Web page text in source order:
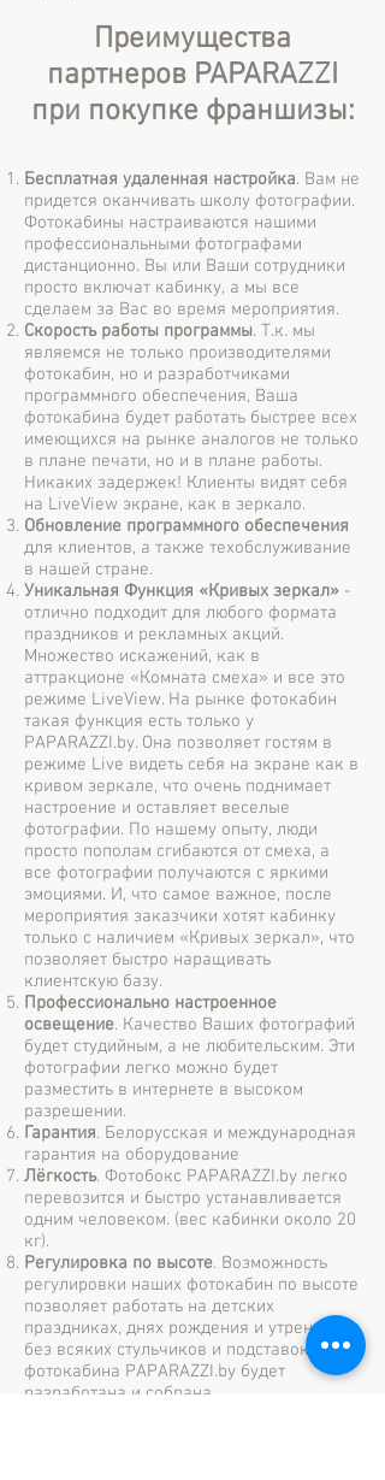
Преимущества
партнеров PAPARAZZI
при покупке франшизы:
Бесплатная удаленная настройка. Вам не
придется оканчивать школу фотографии.
Фотокабины настраиваются нашими
профессиональными фотографами
дистанционно. Вы или Ваши сотрудники
просто включат кабинку, а мы все
сделаем за Вас во время мероприятия.
Скорость работы программы. Т.к. мы
являемся не только производителями
фотокабин, но и разработчиками
программного обеспечения, Ваша
фотокабина будет работать быстрее всех
имеющихся на рынке аналогов не только
в плане печати, но и в плане работы.
Никаких задержек! Клиенты видят себя
на LiveView экране, как в зеркало.
Обновление программного обеспечения
для клиентов, а также техобслуживание
в нашей стране.
Уникальная Функция «Кривых зеркал» -
отлично подходит для любого формата
праздников и рекламных акций.
Множество искажений, как в
аттракционе «Комната смеха» и все это
режиме LiveView. На рынке фотокабин
такая функция есть только у
PAPARAZZI.by. Она позволяет гостям в
режиме Live видеть себя на экране как в
кривом зеркале, что очень поднимает
настроение и оставляет веселые
фотографии. По нашему опыту, люди
просто пополам сгибаются от смеха, а
все фотографии получаются с яркими
эмоциями. И, что самое важное, после
мероприятия заказчики хотят кабинку
только с наличием «Кривых зеркал», что
позволяет быстро наращивать
клиентскую базу.
Профессионально настроенное
освещение. Качество Ваших фотографий
будет студийным, а не любительским. Эти
фотографии легко можно будет
разместить в интернете в высоком
разрешении.
Гарантия. Белорусская и международная
гарантия на оборудование
Лёгкость. Фотобокс PAPARAZZI.by легко
перевозится и быстро устанавливается
одним человеком. (вес кабинки около 20
кг).
Регулировка по высоте. Возможность
регулировки наших фотокабин по высоте
позволяет работать на детских
праздниках, днях рождения и утренниках
без всяких стульчиков и подставок. Ваша
фотокабина PAPARAZZI.by будет
разработана и собрана